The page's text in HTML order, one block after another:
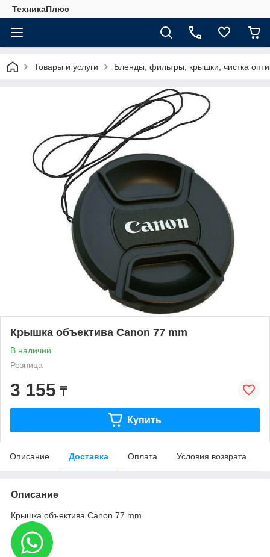
ТехникаПлюс
Товары и услуги Бленды, фильтры, крышки, чистка
Крышка объектива Canon 77 mm
В наличии
Розница
3 155 ₸
Купить
Описание Доставка Оплата Условия возврата
Описание
Крышка объектива Canon 77 mm